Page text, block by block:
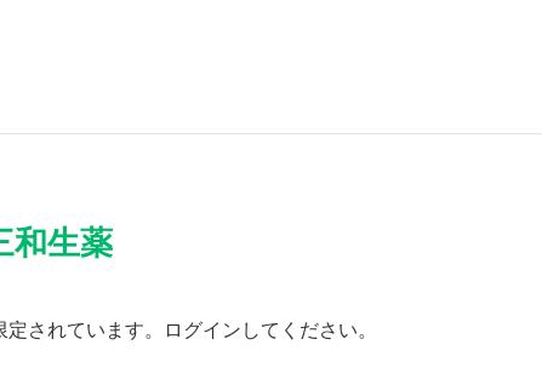
和生薬
されています。ログインしてください。